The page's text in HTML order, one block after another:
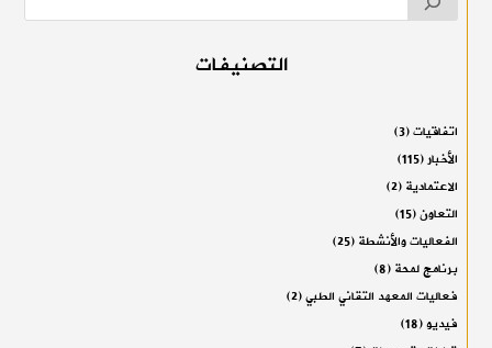
التصنيفات
اتفاقيات(3)
الأخبار(115)
الاعتمادية(2)
التعاون(15)
الفعاليات والأنشطة(25)
برنامج لمحة(8)
فعاليات المعهد التقاني الطبي(2)
فيديو(18)